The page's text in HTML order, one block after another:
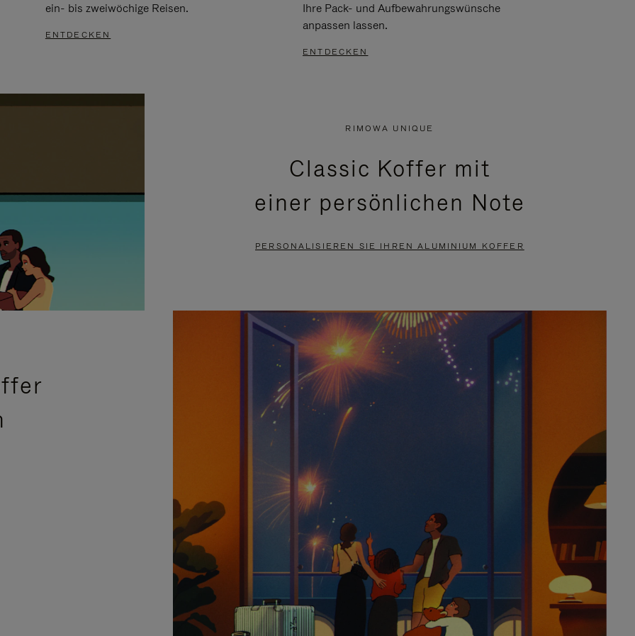
ein- bis zweiwöchige Reisen.
ENTDECKEN
Ihre Pack- und Aufbewahrungswünsche
anpassen lassen.
ENTDECKEN
RIMOWA UNIQUE
Classic Koffer mit
einer persönlichen Note
PERSONALISIEREN SIE IHREN ALUMINIUM KOFFER